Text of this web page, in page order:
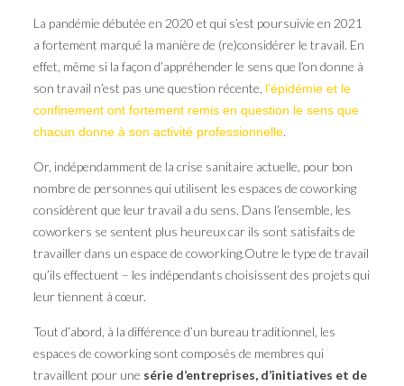
La pandémie débutée en 2020 et qui s’est poursuivie en 2021
a fortement marqué la manière de (re)considérer le travail. En
effet, même si la façon d’appréhender le sens que l’on donne à
son travail n’est pas une question récente, l’épidémie et le
confinement ont fortement remis en question le sens que
chacun donne à son activité professionnelle.
Or, indépendamment de la crise sanitaire actuelle, pour bon
nombre de personnes qui utilisent les espaces de coworking
considèrent que leur travail a du sens. Dans l’ensemble, les
coworkers se sentent plus heureux car ils sont satisfaits de
travailler dans un espace de coworking.Outre le type de travail
qu’ils effectuent – les indépendants choisissent des projets qui
leur tiennent à cœur.
Tout d’abord, à la différence d’un bureau traditionnel, les
espaces de coworking sont composés de membres qui
travaillent pour une série d’entreprises, d’initiatives et de